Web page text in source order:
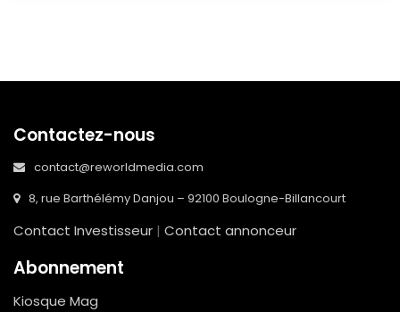
Contactez-nous
contact@reworldmedia.com
8, rue Barthélémy Danjou – 92100 Boulogne-Billancourt
Contact Investisseur | Contact annonceur
Abonnement
Kiosque Mag